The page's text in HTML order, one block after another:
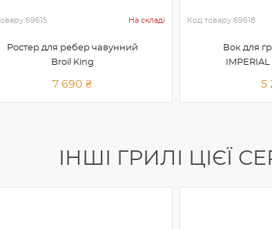
69615 На складі
Ростер для ребер чавунний
Broil King
7 690 ₴
Код товару 69618
Вок для
5
IНШІ ГРИЛІ ЦІЄЇ